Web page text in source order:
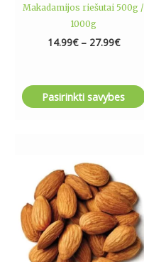
Makadamijos riešutai 500g /
1000g
14.99€ – 27.99€
Pasirinkti savybes
page
11.99€
has
multiple
variants.
The
options
may